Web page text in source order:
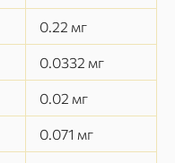
0.22 мг
0.0332 мг
0.02 мг
0.071 мг